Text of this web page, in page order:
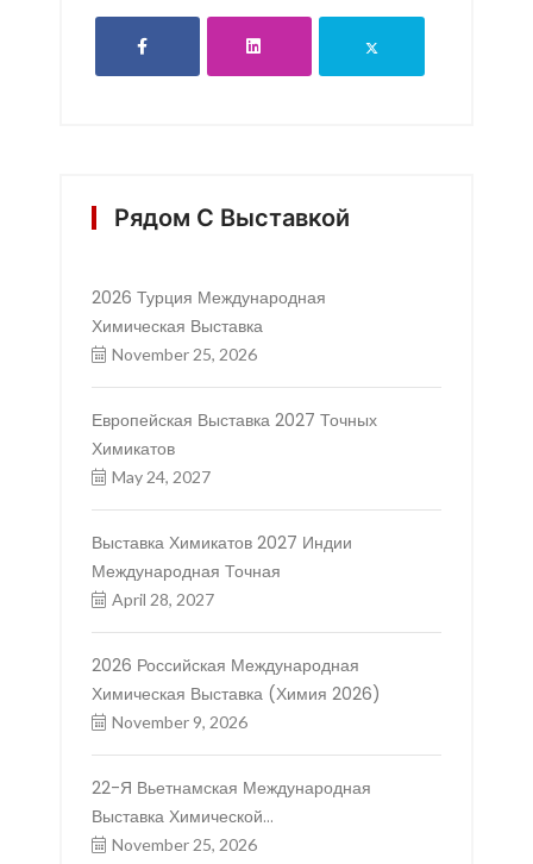
Рядом С Выставкой
2026 Турция Международная
Химическая Выставка
November 25, 2026
Европейская Выставка 2027 Точных
Химикатов
May 24, 2027
Выставка Химикатов 2027 Индии
Международная Точная
April 28, 2027
2026 Российская Международная
Химическая Выставка (Химия 2026)
November 9, 2026
22-Я Вьетнамская Международная
Выставка Химической
Промышленности
November 25, 2026